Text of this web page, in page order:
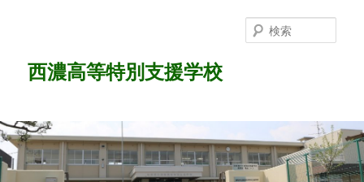
西濃高等特別支援学校
索